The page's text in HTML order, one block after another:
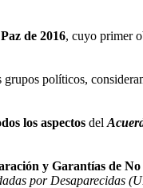
de 2016, cuyo primer
políticos,
los aspectos del
y Garantías de
por Desaparecidas